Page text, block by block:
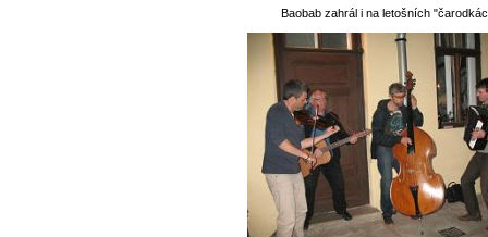
Baobab zahrál i na letošních